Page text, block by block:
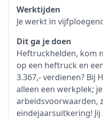
Werktijden
Je werkt in
Dit ga je doen
Heftruckhelden, kom
op een heftruck en
3.367,- verdienen? Bij
alleen een werkplek;
arbeidsvoorwaarden,
eindejaarsuitkering!